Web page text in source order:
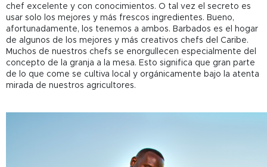
chef excelente y con conocimientos. O tal vez el secreto es
usar solo los mejores y más frescos ingredientes. Bueno,
afortunadamente, los tenemos a ambos. Barbados es el hogar
de algunos de los mejores y más creativos chefs del Caribe.
Muchos de nuestros chefs se enorgullecen especialmente del
concepto de la granja a la mesa. Esto significa que gran parte
de lo que come se cultiva local y orgánicamente bajo la atenta
mirada de nuestros agricultores.